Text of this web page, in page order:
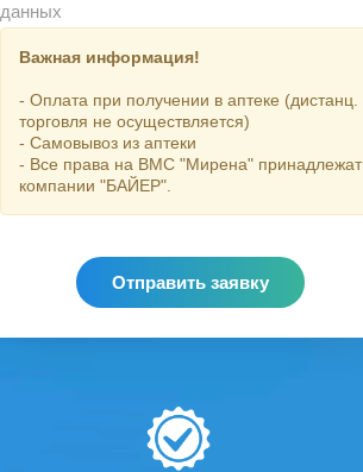
данных
Важная информация!
- Оплата при получении в аптеке (дистанц.
торговля не осуществляется)
- Самовывоз из аптеки
- Все права на ВМС "Мирена" принадлежат
компании "БАЙЕР".
Отправить заявку